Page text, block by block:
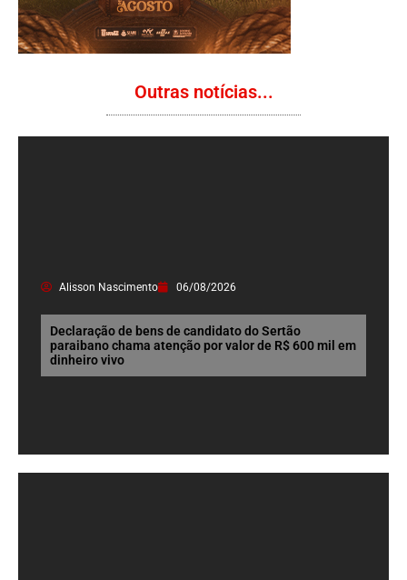
Outras notícias...
Alisson Nascimento 06/08/2026
Declaração de bens de candidato do Sertão
paraibano chama atenção por valor de R$ 600 mil em
dinheiro vivo